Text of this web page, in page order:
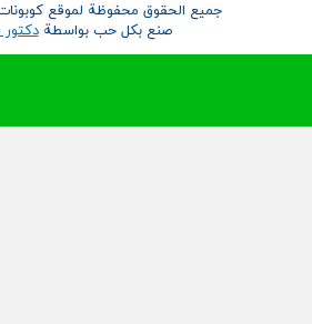
جميع الحقوق محفوظة لموقع كوبونات شوب © 2021.
صنع بكل حب بواسطة دكتور محسن.